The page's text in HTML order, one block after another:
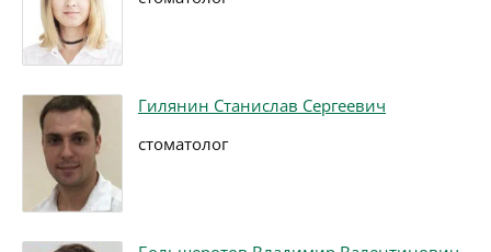
Гилянин Станислав Сергеевич
стоматолог